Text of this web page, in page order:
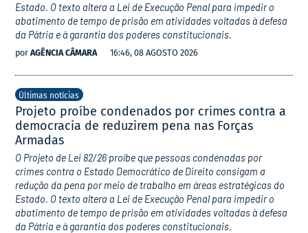
Estado. O texto altera a Lei de Execução Penal para impedir o
abatimento de tempo de prisão em atividades voltadas à defesa
da Pátria e à garantia dos poderes constitucionais.
por AGÊNCIA CÂMARA 16:46, 08 AGOSTO 2026
Últimas notícias
Projeto proíbe condenados por crimes contra a
democracia de reduzirem pena nas Forças
Armadas
O Projeto de Lei 82/26 proíbe que pessoas condenadas por
crimes contra o Estado Democrático de Direito consigam a
redução da pena por meio de trabalho em áreas estratégicas do
Estado. O texto altera a Lei de Execução Penal para impedir o
abatimento de tempo de prisão em atividades voltadas à defesa
da Pátria e à garantia dos poderes constitucionais.